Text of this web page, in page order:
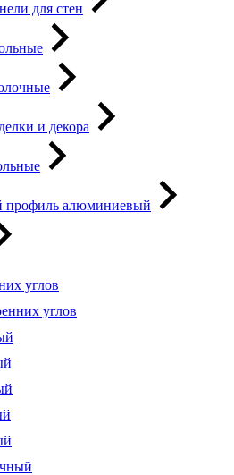
для стен
и декора
профиль алюминиевый
углов
углов